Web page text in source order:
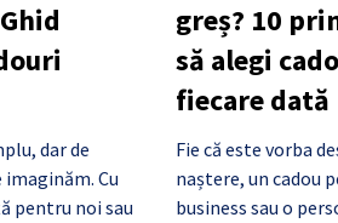
dar de
Cu
pentru noi sau
greș? 10
să alegi
fiecare dată
Fie că este vorba
naștere, un cadou
business sau o